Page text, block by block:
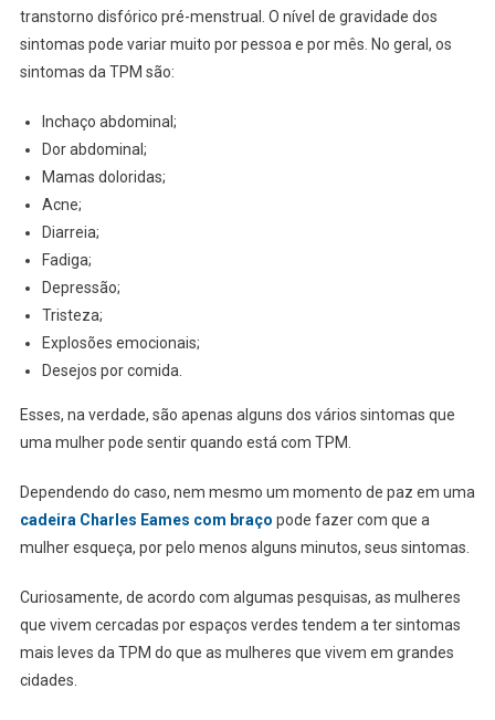
transtorno disfórico pré-menstrual. O nível de gravidade dos
sintomas pode variar muito por pessoa e por mês. No geral, os
sintomas da TPM são:
Inchaço abdominal;
Dor abdominal;
Mamas doloridas;
Acne;
Diarreia;
Fadiga;
Depressão;
Tristeza;
Explosões emocionais;
Desejos por comida.
Esses, na verdade, são apenas alguns dos vários sintomas que
uma mulher pode sentir quando está com TPM.
Dependendo do caso, nem mesmo um momento de paz em uma
cadeira Charles Eames com braço pode fazer com que a
mulher esqueça, por pelo menos alguns minutos, seus sintomas.
Curiosamente, de acordo com algumas pesquisas, as mulheres
que vivem cercadas por espaços verdes tendem a ter sintomas
mais leves da TPM do que as mulheres que vivem em grandes
cidades.